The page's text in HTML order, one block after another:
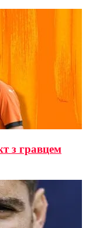
з гравцем